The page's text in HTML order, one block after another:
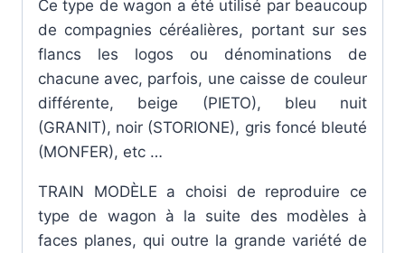
Ce type de wagon a été utilisé par beaucoup
de compagnies céréalières, portant sur ses
flancs les logos ou dénominations de
chacune avec, parfois, une caisse de couleur
différente, beige (PIETO), bleu nuit
(GRANIT), noir (STORIONE), gris foncé bleuté
(MONFER), etc …
TRAIN MODÈLE a choisi de reproduire ce
type de wagon à la suite des modèles à
faces planes, qui outre la grande variété de